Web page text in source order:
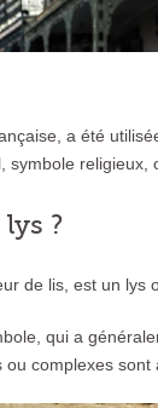
a été
?
de lis, est un lys
qui a
complexes sont